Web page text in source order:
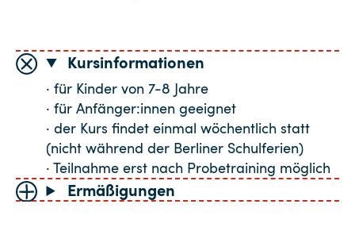
Kursinformationen
· für Kinder von 7-8 Jahre
· für Anfänger:innen geeignet
· der Kurs findet einmal wöchentlich statt
(nicht während der Berliner Schulferien)
· Teilnahme erst nach Probetraining möglich
Ermäßigungen